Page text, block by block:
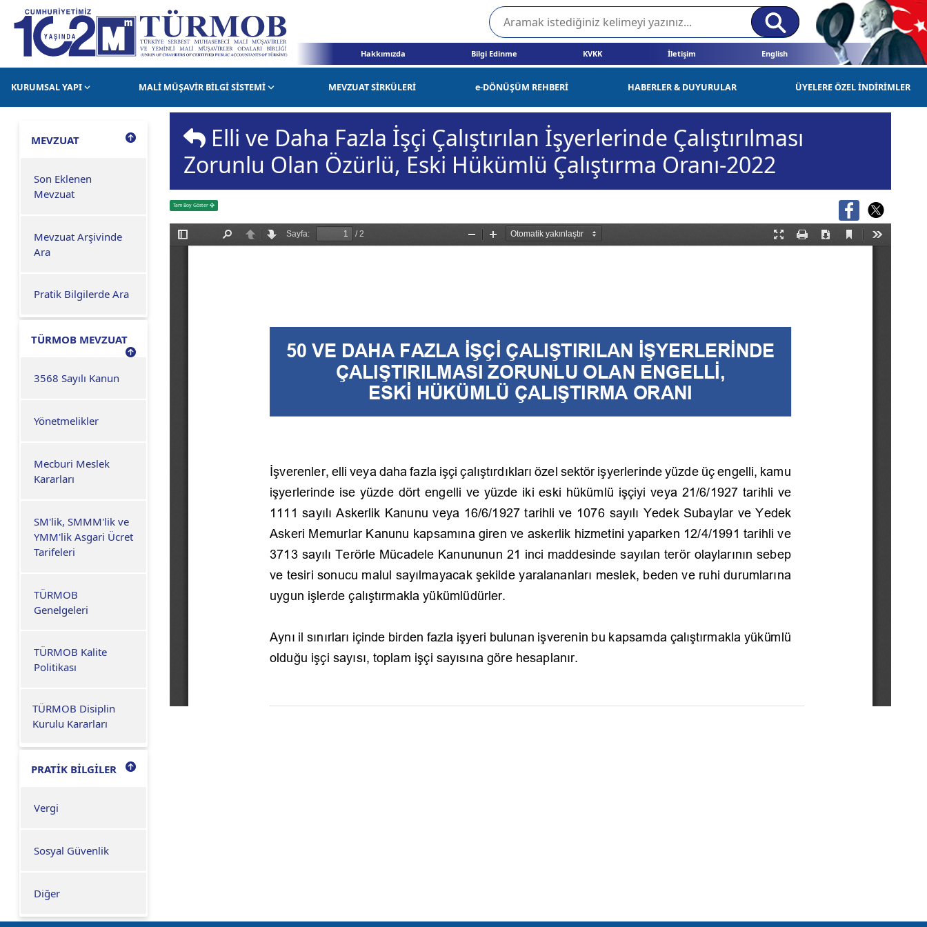
Hakkımızda Bilgi Edinme KVKK İletişim English
KURUMSAL YAPI MALİ MÜŞAVİR BİLGİ SİSTEMİ MEVZUAT SİRKÜLERİ e-DÖNÜŞÜM REHBERİ HABERLER & DUYURULAR ÜYELERE ÖZEL İNDİRİMLER
MEVZUAT
Son Eklenen
Mevzuat
Mevzuat Arşivinde
Ara
Pratik Bilgilerde Ara
TÜRMOB MEVZUAT
3568 Sayılı Kanun
Yönetmelikler
Mecburi Meslek
Kararları
SM'lik, SMMM'lik ve
YMM'lik Asgari Ücret
Tarifeleri
TÜRMOB
Genelgeleri
TÜRMOB Kalite
Politikası
TÜRMOB Disiplin
Kurulu Kararları
PRATİK BİLGİLER
Vergi
Sosyal Güvenlik
Diğer
Elli ve Daha Fazla İşçi Çalıştırılan İşyerlerinde Çalıştırılması
Zorunlu Olan Özürlü, Eski Hükümlü Çalıştırma Oranı-2022
Tam Boy Göster